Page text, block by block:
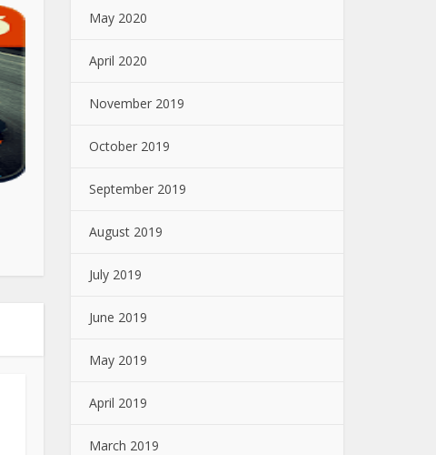
May 2020
April 2020
November 2019
October 2019
September 2019
August 2019
July 2019
June 2019
May 2019
April 2019
March 2019